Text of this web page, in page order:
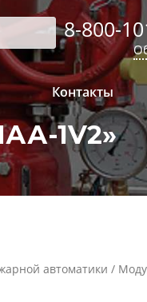
8-800-
Контакты
1V2»
автоматики /